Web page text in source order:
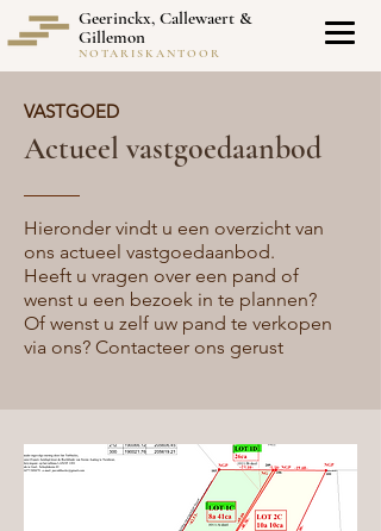
Geerinckx, Callewaert &
Gillemon
NOTARISKANTOOR
VASTGOED
Actueel vastgoedaanbod
Hieronder vindt u een overzicht van
ons actueel vastgoedaanbod.
Heeft u vragen over een pand of
wenst u een bezoek in te plannen?
Of wenst u zelf uw pand te verkopen
via ons? Contacteer ons gerust